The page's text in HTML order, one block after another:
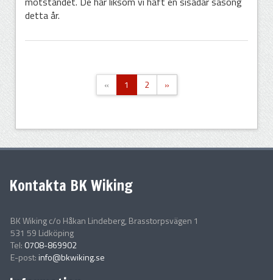
detta år.
« 1 2 »
Kontakta BK Wiking
BK Wiking c/o Håkan Lindeberg, Brasstorpsvägen 1
531 59 Lidköping
Tel: 0708-869902
E-post:info@bkwiking.se